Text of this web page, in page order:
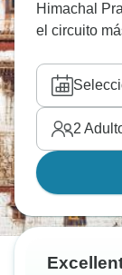
Himachal
el circuito
2